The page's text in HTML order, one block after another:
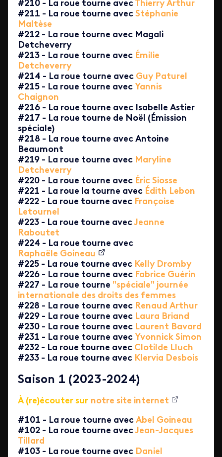
#210 - La roue tourne avec Thierry Arthur
#211 - La roue tourne avec Stéphanie
Maltèse
#212 - La roue tourne avec Magali
Detcheverry
#213 - La roue tourne avec Émilie
Detcheverry
#214 - La roue tourne avec Guy Paturel
#215 - La roue tourne avec Yannis
Chaignon
#216 - La roue tourne avec Isabelle Astier
#217 - La roue tourne de Noël (Émission
spéciale)
#218 - La roue tourne avec Antoine
Beaumont
#219 - La roue tourne avec Maryline
Detcheverry
#220 - La roue tourne avec Éric Siosse
#221 - La roue la tourne avec Édith Lebon
#222 - La roue tourne avec Françoise
Letournel
#223 - La roue tourne avecJeanne
Raboutet
#224 - La roue tourne avec
Raphaële Goineau
#225 - La roue tourne avec Kelly Dromby
#226 - La roue tourne avec Fabrice Guérin
#227 - La roue tourne "spéciale" journée
internationale des droits des femmes
#228 - La roue tourne avec Renaud Arthur
#229 - La roue tourne avec Laura Briand
#230 - La roue tourne avec Laurent Bavard
#231 - La roue tourne avec Yvonnick Simon
#232 - La roue tourne avec Clotilde Lluch
#233 - La roue tourne avec Klervia Desbois
Saison 1 (2023-2024)
À (re)écouter sur notre site internet
#101 - La roue tourne avec Abel Goineau
#102 - La roue tourne avecJean-Jacques
Tillard
#103 - La roue tourne avec Daniel